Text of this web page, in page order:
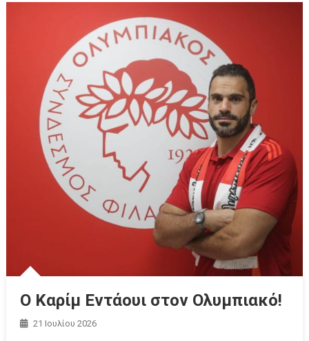
Ο Καρίμ Εντάουι στον Ολυμπιακό!
21 Ιουλίου 2026